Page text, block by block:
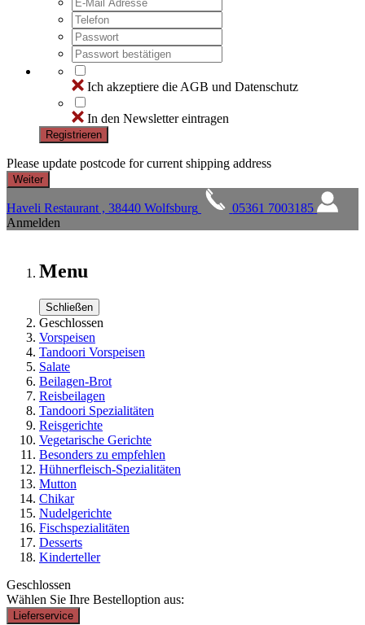
Ich akzeptiere die AGB und Datenschutz
In den Newsletter eintragen
Registrieren
Please update postcode for current shipping address
Haveli Restaurant , 38440 Wolfsburg
05361 7003185
Anmelden
Menu
Schließen
Geschlossen
Vorspeisen
Tandoori Vorspeisen
Salate
Beilagen-Brot
Reisbeilagen
Tandoori Spezialitäten
Reisgerichte
Vegetarische Gerichte
Besonders zu empfehlen
Hühnerfleisch-Spezialitäten
Mutton
Chikar
Nudelgerichte
Fischspezialitäten
Desserts
Kinderteller
Geschlossen
Wählen Sie Ihre Bestelloption aus:
Lieferservice